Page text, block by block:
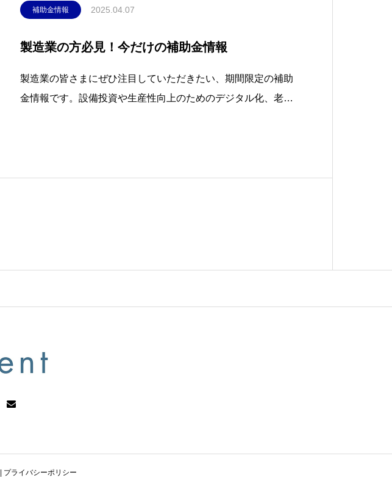
補助金情報 2025.04.07
製造業の方必見！今だけの補助金情報
製造業の皆さまにぜひ注目していただきたい、期間限定の補助
金情報です。設備投資や生産性向上のためのデジタル化、老朽
るため、最新情報を
プライバシーポリシー